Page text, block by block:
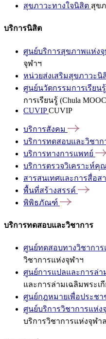
สุขภาวะทางใจนิสิต สุข
บริการนิสิต
ศูนย์บริการสุขภาพแห่งจุ
จุฬาฯ
หน่วยส่งเสริมสุขภาวะนิ
ศูนย์นวัตกรรมการเรียนรู้
การเรียนรู้ (Chula
CUVIPCUVIP
บริการสังคม
บริการทดสอบและวิชาก
บริการทางการแพทย์
บริการตรวจวิเคราะห์คุ
สารสนเทศและการสื่อส
พื้นที่สร้างสรรค์
พิพิธภัณฑ์
บริการทดสอบและวิชาการ
ศูนย์ทดสอบทางวิชาการ
วิชาการแห่งจุฬาฯ
ศูนย์การแปลและการล่า
และการล่ามเฉลิมพระเ
ศูนย์กฎหมายเพื่อประช
ศูนย์บริการวิชาการแห่
บริการวิชาการแห่งจุฬ